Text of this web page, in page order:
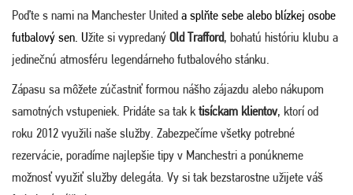
Poďte s nami na Manchester United a splňte sebe alebo blízkej osobe
futbalový sen. Užite si vypredaný Old Trafford, bohatú históriu klubu a
jedinečnú atmosféru legendárneho futbalového stánku.
Zápasu sa môžete zúčastniť formou nášho zájazdu alebo nákupom
samotných vstupeniek. Pridáte sa tak ktisíckam klientov, ktorí od
roku 2012 využili naše služby. Zabezpečíme všetky potrebné
rezervácie, poradíme najlepšie tipy v Manchestri a ponúkneme
možnosť využiť služby delegáta. Vy si tak bezstarostne užijete váš